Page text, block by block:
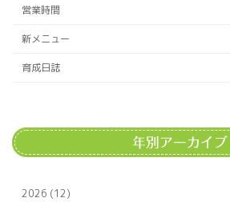
営業時間
新メニュー
育成日誌
年別アーカイブ
2026 (12)